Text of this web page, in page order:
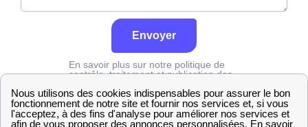
Envoyer
En savoir plus sur notre politique de
contrôle, traitement et publication des
Edf Cher La Chapelle-Saint-Ursin